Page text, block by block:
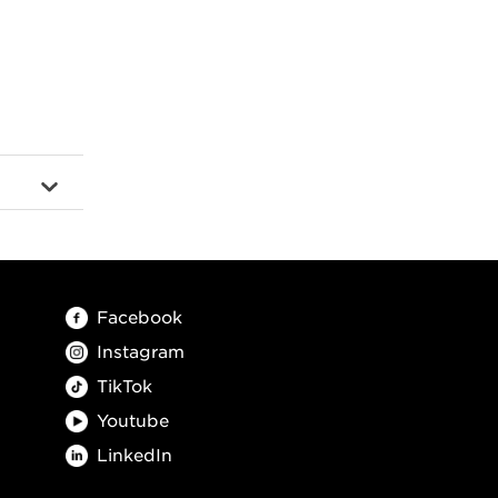
Facebook
Instagram
TikTok
Youtube
LinkedIn